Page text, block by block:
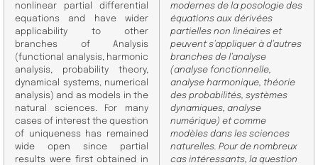
nonlinear partial differential
equations and have wider
applicability to other
branches of Analysis
(functional analysis, harmonic
analysis, probability theory,
dynamical systems, numerical
analysis) and as models in the
natural sciences. For many
cases of interest the question
of uniqueness has remained
wide open since partial
results were first obtained in
modernes de la posologie des
équations aux dérivées
partielles non linéaires et
peuvent s’appliquer à d’autres
branches de l’analyse
(analyse fonctionnelle,
analyse harmonique, théorie
des probabilités, systèmes
dynamiques, analyse
numérique) et comme
modèles dans les sciences
naturelles. Pour de nombreux
cas intéressants, la question